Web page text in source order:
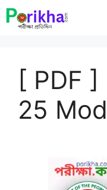
Skip
to
[ PDF
25